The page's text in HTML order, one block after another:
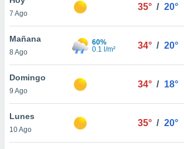
en
más
nuestra
de
7 Ago
35° / 20°
Mañana
8 Ago
60%
0.1 l/m²
34° / 20°
Domingo
9 Ago
34° / 18°
Lunes
10 Ago
35° / 20°